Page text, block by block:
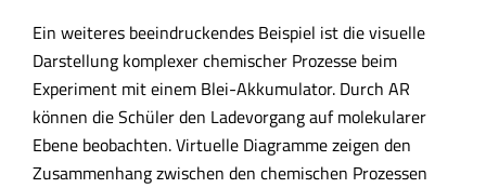
Ein weiteres beeindruckendes Beispiel ist die visuelle
Darstellung komplexer chemischer Prozesse beim
Experiment mit einem Blei-Akkumulator. Durch AR
können die Schüler den Ladevorgang auf molekularer
Ebene beobachten. Virtuelle Diagramme zeigen den
Zusammenhang zwischen den chemischen Prozessen